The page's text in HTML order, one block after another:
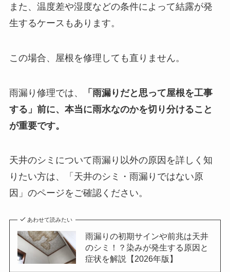
また、温度差や湿度などの条件によって結露が発
生するケースもあります。
この場合、屋根を修理しても直りません。
雨漏り修理では、
「雨漏りだと思って屋根を工事
する」前に、本当に雨水なのかを切り分けること
が重要です。
天井のシミについて雨漏り以外の原因を詳しく知
りたい方は、「天井のシミ・雨漏りではない原
因」のページをご確認ください。
あわせて読みたい
雨漏りの初期サインや前兆は天井
のシミ！？染みが発生する原因と
症状を解説【2026年版】